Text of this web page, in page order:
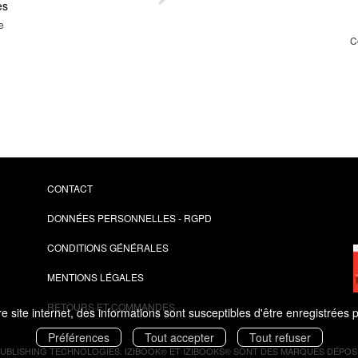
site internet, des informations sont susceptibles d'être enregistrées
Préférences
Tout accepter Tout refuser
CONTACT
DONNÉES PERSONNELLES - RGPD
CONDITIONS GÉNÉRALES
MENTIONS LÉGALES
RETOURS ET COMMANDES
TECHNOLOGIES. IZIBOOK®ETIZIBOOKS®SONT DES MARQUES